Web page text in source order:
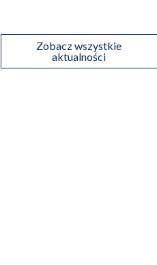
Zobacz wszystkie
aktualności